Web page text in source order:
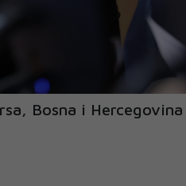
Bosna i Hercegovina